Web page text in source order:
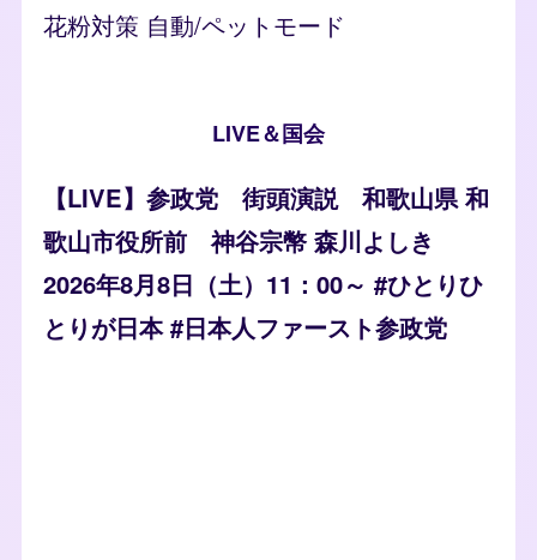
花粉対策 自動/ペットモード
LIVE＆国会
【LIVE】参政党 街頭演説 和歌山県 和
歌山市役所前 神谷宗幣 森川よしき
2026年8月8日（土）11：00～ #ひとりひ
とりが日本 #日本人ファースト参政党